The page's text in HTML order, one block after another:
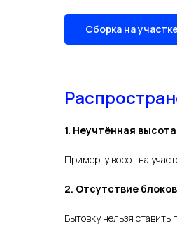
Сборка на участке
1. Неучтённая
Пример: у ворот на
2. Отсутствие
Бытовку нельзя